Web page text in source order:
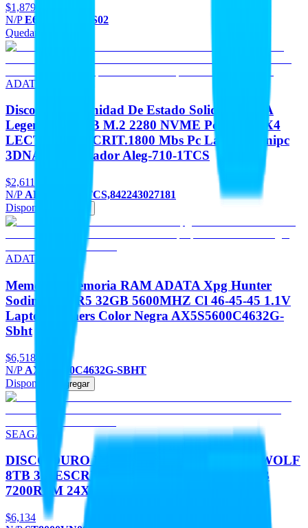
$1,879
N/PE600-WGNN-S02
Quedan 2
ADATA
Discos Duros Unidad De Estado Solido ADATA
Legend 710 1TB M.2 2280 NVME Pcie Gen 3X4
LECT.2400 ESCRIT.1800 Mbs Pc Laptop Minipc
3DNAND Disipador Aleg-710-1TCS
$2,611
N/P ALEG-710-1TCS,842243027181
Disponible
ADATA
Memorias Memoria RAM ADATA Xpg Hunter
Sodimm DDR5 32GB 5600MHZ Cl 46-45-45 1.1V
Laptop Gamers Color Negra AX5S5600C4632G-
Sbht
$6,518
N/P AX5S5600C4632G-SBHT
Disponible
Agregar
SEAGATE
DISCO DURO INTERNO SEAGATE IRONWOLF
8TB 3.5 ESCRITORIO SATA3 6GB/S 256MB
7200RPM 24X7 HOT-PLUG NAS 1-8 BAHIA
$6,134